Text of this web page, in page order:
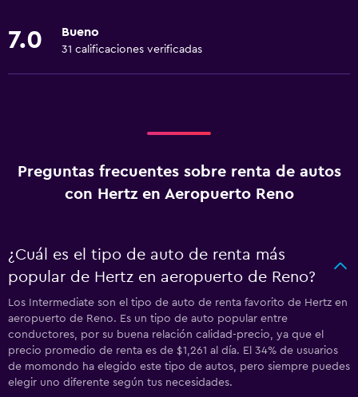
7.0 Bueno
31 calificaciones verificadas
Preguntas frecuentes sobre renta de autos
con Hertz en Aeropuerto Reno
¿Cuál es el tipo de auto de renta más
popular de Hertz en aeropuerto de Reno?
Los Intermediate son el tipo de auto de renta favorito de Hertz en
aeropuerto de Reno. Es un tipo de auto popular entre
conductores, por su buena relación calidad-precio, ya que el
precio promedio de renta es de $1,261 al día. El 34% de usuarios
de momondo ha elegido este tipo de autos, pero siempre puedes
elegir uno diferente según tus necesidades.